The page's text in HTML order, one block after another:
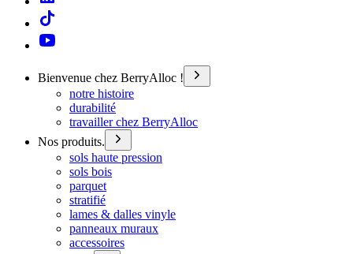
Bienvenue chez BerryAlloc !
notre histoire
durabilité
travailler chez BerryAlloc
Nos produits.
sols haute pression
sols bois
parquet
stratifié
lames & dalles vinyle
panneaux muraux
accessoires